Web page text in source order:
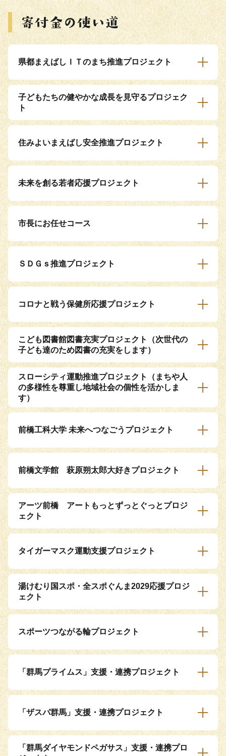
県都まえばしＩＴのまち推進プロジェクト
子どもたちの健やかな成長を見守るプロジェク
ト
住みよいまえばし安全推進プロジェクト
未来を創る若者応援プロジェクト
市長にお任せコース
ＳＤＧｓ推進プロジェクト
コロナと戦う保健所応援プロジェクト
こども図書館図書充実プロジェクト（次世代の
子ども達のため図書の充実をします）
スローシティ運動推進プロジェクト（まちや人
の多様性を尊重し地域社会の個性を活かしま
す）
前橋工科大学 未来へつなごうプロジェクト
前橋文学館 萩原朔太郎大好きプロジェクト
アーツ前橋 アートもっとずっとぐっとプロジ
ェクト
タイガーマスク運動支援プロジェクト
湯けむり国スポ・全スポぐんま2029応援プロジ
ェクト
スポーツつながる輪プロジェクト
「群馬プライムス」支援・連携プロジェクト
「ザスパ群馬」支援・連携プロジェクト
「群馬ダイヤモンドペガサス」支援・連携プロ